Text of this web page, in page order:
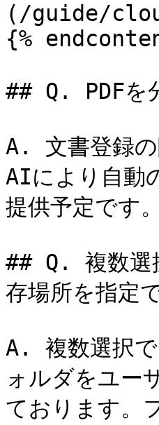
(/guide/
{%
## Q. PDFを
A. 文書登録の
AIにより自動
提供予定です。
## Q. 複数選
存場所を指定
A. 複数選択で
ォルダをユー
ております。